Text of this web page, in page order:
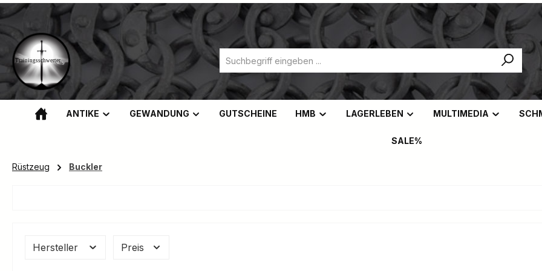
Hauptinhalt springen
Zur Suche springen
Zur Hauptnavigation springen
ANTIKE GEWANDUNG GUTSCHEINE HMB LAGERLEBEN MULTIMEDIA
SALE%
Rüstzeug Buckler
Hersteller Preis